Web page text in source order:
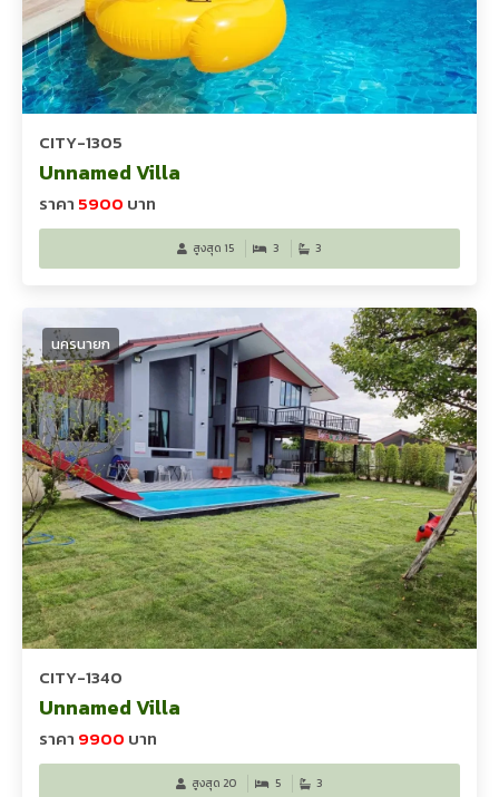
CITY-1305
Unnamed Villa
ราคา 5900 บาท
สูงสุด 15 3 3
นครนายก
CITY-1340
Unnamed Villa
ราคา 9900 บาท
สูงสุด 20 5 3